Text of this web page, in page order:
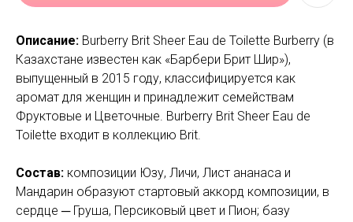
Описание: Burberry Brit Sheer Eau de Toilette Burberry (в
Казахстане известен как «Барбери Брит Шир»),
выпущенный в 2015 году, классифицируется как
аромат для женщин и принадлежит семействам
Фруктовые и Цветочные. Burberry Brit Sheer Eau de
Toilette входит в коллекцию Brit.
Состав: композиции Юзу, Личи, Лист ананаса и
Мандарин образуют стартовый аккорд композиции, в
сердце ─ Груша, Персиковый цвет и Пион; базу